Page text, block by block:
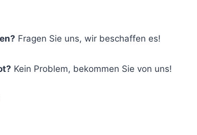
Fragen Sie uns, wir beschaffen es!
Kein Problem, bekommen Sie von uns!